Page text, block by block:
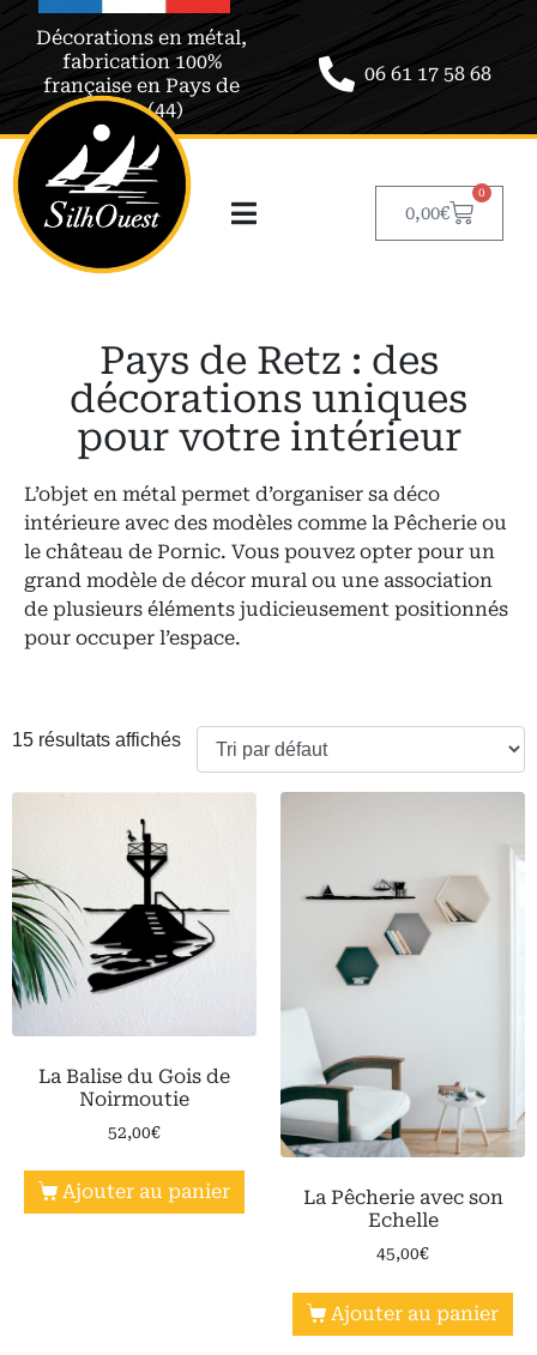
Décorations en métal,
fabrication 100%
française en Pays de
Retz (44)
06 61 17 58 68
0,00€
0
Pays de Retz : des
décorations uniques
pour votre intérieur
L’objet en métal permet d’organiser sa déco
intérieure avec des modèles comme la Pêcherie ou
le château de Pornic. Vous pouvez opter pour un
grand modèle de décor mural ou une association
de plusieurs éléments judicieusement positionnés
pour occuper l’espace.
15 résultats affichés
La Balise du Gois de
Noirmoutie
52,00€
Ajouter au panier
La Pêcherie avec son
Echelle
45,00€
Ajouter au panier